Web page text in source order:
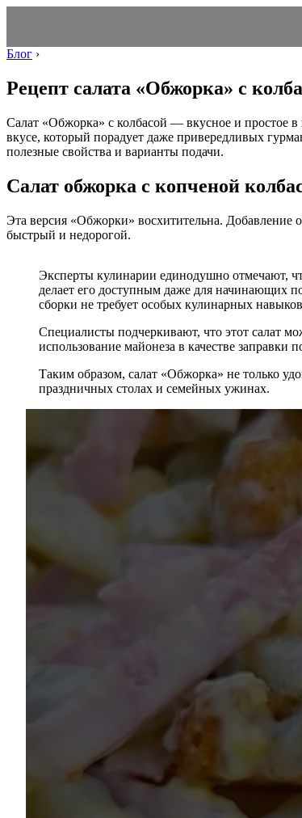
Блог ›
Рецепт салата «Обжорка» с
Салат «Обжорка» с колбасой — вкусное и простое
вкусе, который порадует даже привередливых
полезные свойства и варианты подачи.
Салат обжорка с копченой
Эта версия «Обжорки» восхитительна. Добавление
быстрый и недорогой.
Эксперты кулинарии единодушно отмечают,
делает его доступным даже для начинающих
сборки не требует особых кулинарных
Специалисты подчеркивают, что этот салат
использование майонеза в качестве заправки
Таким образом, салат «Обжорка» не только
праздничных столах и семейных ужинах.